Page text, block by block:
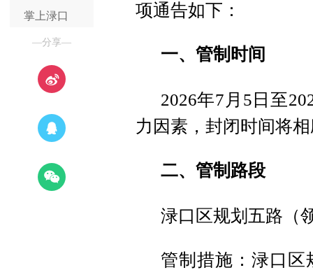
掌上渌口
—分享—
项通告如下：
一、管制时间
2026年7月5日至
力因素，封闭时间将
二、管制路段
渌口区规划五路（
管制措施：渌口区